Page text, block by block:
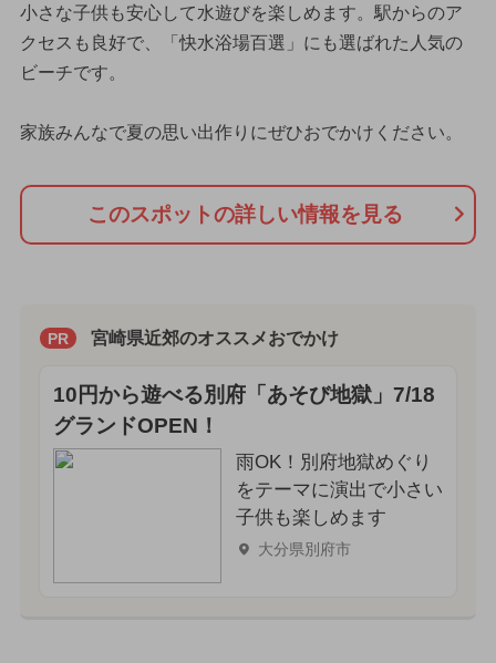
小さな子供も安心して水遊びを楽しめます。駅からのア
クセスも良好で、「快水浴場百選」にも選ばれた人気の
ビーチです。
家族みんなで夏の思い出作りにぜひおでかけください。
このスポットの詳しい情報を見る
PR 宮崎県近郊のオススメおでかけ
10円から遊べる別府「あそび地獄」7/18
グランドOPEN！
雨OK！別府地獄めぐり
をテーマに演出で小さい
子供も楽しめます
大分県別府市